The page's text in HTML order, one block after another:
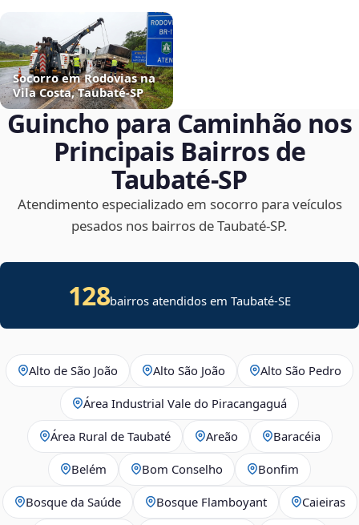
Socorro em Rodovias na
Vila Costa, Taubaté‑SP
Guincho para Caminhão nos
Principais Bairros de
Taubaté‑SP
Atendimento especializado em socorro para veículos
pesados nos bairros de Taubaté‑SP.
128bairros atendidos emTaubaté-SE
Alto de São João Alto São João Alto São Pedro
Área Industrial Vale do Piracangaguá
Área Rural de Taubaté Areão Baracéia
Belém Bom Conselho Bonfim
Bosque da Saúde Bosque Flamboyant Caieiras